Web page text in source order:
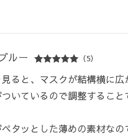
ルー （5）
ると、マスクが結構横に
いているので調整するこ
タッとした薄めの素材な